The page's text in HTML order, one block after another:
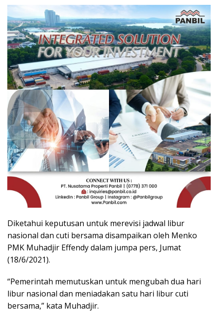
Diketahui keputusan untuk merevisi jadwal libur
nasional dan cuti bersama disampaikan oleh Menko
PMK Muhadjir Effendy dalam jumpa pers, Jumat
(18/6/2021).
“Pemerintah memutuskan untuk mengubah dua hari
libur nasional dan meniadakan satu hari libur cuti
bersama,” kata Muhadjir.